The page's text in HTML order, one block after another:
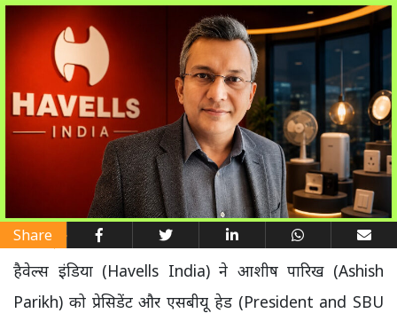
Share
हैवेल्स इंडिया (Havells India) ने आशीष पारिख (Ashish
Parikh) को प्रेसिडेंट और एसबीयू हेड (President and SBU